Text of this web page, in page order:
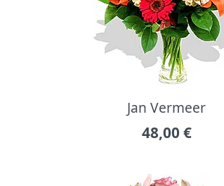
Jan Vermeer
48,00 €